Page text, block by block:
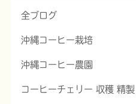
全ブログ
沖縄コーヒー栽培
沖縄コーヒー農園
コーヒーチェリー 収穫 精製